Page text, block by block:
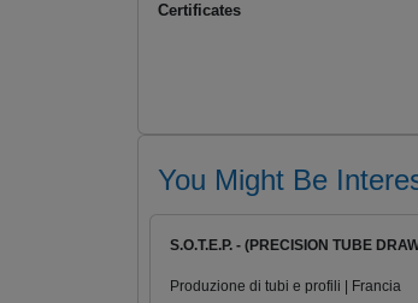
Certificates
You Might Be
S.O.T.E.P. - (PRECISION TUBE
Produzione di tubi e profili | Francia